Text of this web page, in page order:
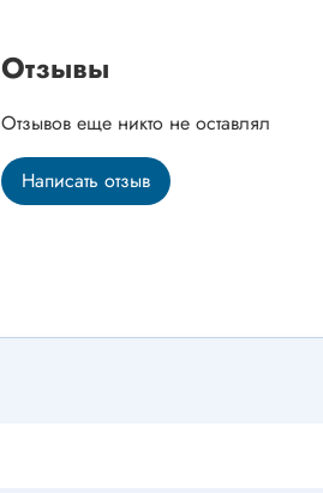
Отзывы
Отзывов еще никто не оставлял
Написать отзыв